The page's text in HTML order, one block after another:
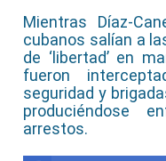
Mientras Díaz-
cubanos salían a
de ‘libertad’ en
fueron
seguridad y
produciéndose
arrestos.